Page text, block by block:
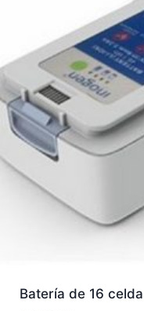
Batería de 16